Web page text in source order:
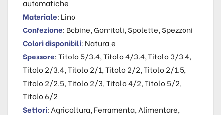
automatiche
Materiale: Lino
Confezione: Bobine, Gomitoli, Spolette, Spezzoni
Colori disponibili: Naturale
Spessore: Titolo 5/3.4, Titolo 4/3.4, Titolo 3/3.4,
Titolo 2/3.4, Titolo 2/1, Titolo 2/2, Titolo 2/1.5,
Titolo 2/2.5, Titolo 2/3, Titolo 4/2, Titolo 5/2,
Titolo 6/2
Settori: Agricoltura, Ferramenta, Alimentare,